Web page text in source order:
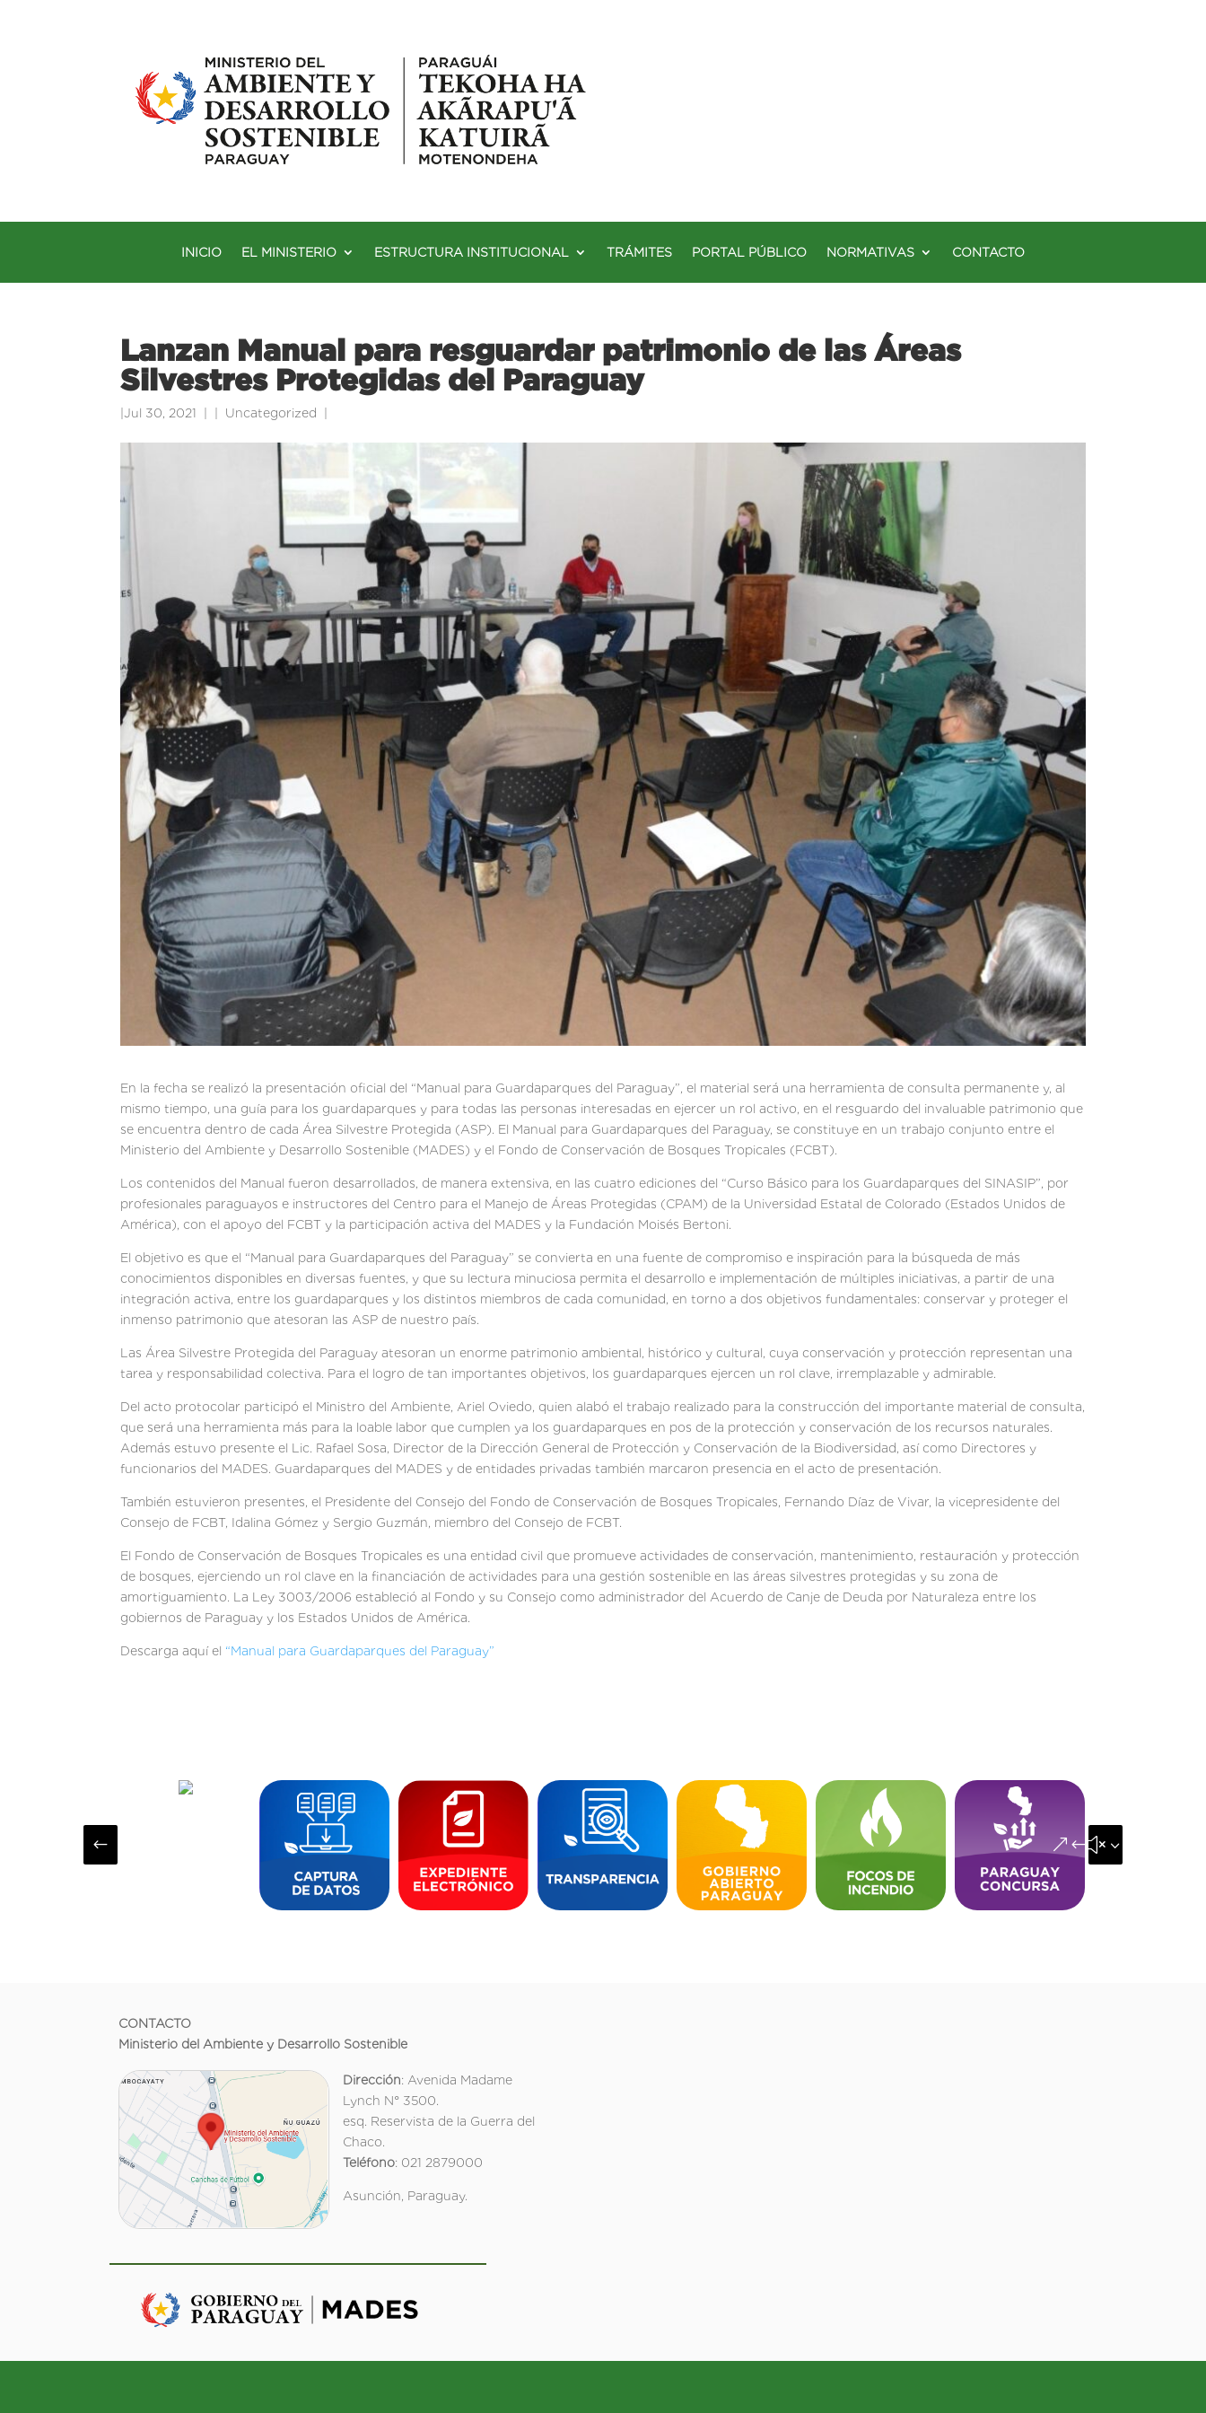
INICIO EL MINISTERIO ESTRUCTURA INSTITUCIONAL TRÁMITES PORTAL PÚBLICO NORMATIVAS CONTACTO
Lanzan Manual para resguardar patrimonio de las Áreas
Silvestres Protegidas del Paraguay
|Jul 30, 2021 Uncategorized
En la fecha se realizó la presentación oficial del “Manual para Guardaparques del Paraguay”, el material será una herramienta de consulta permanente y, al
mismo tiempo, una guía para los guardaparques y para todas las personas interesadas en ejercer un rol activo, en el resguardo del invaluable patrimonio que
se encuentra dentro de cada Área Silvestre Protegida (ASP). El Manual para Guardaparques del Paraguay, se constituye en un trabajo conjunto entre el
Ministerio del Ambiente y Desarrollo Sostenible (MADES) y el Fondo de Conservación de Bosques Tropicales (FCBT).
Los contenidos del Manual fueron desarrollados, de manera extensiva, en las cuatro ediciones del “Curso Básico para los Guardaparques del SINASIP”, por
profesionales paraguayos e instructores del Centro para el Manejo de Áreas Protegidas (CPAM) de la Universidad Estatal de Colorado (Estados Unidos de
América), con el apoyo del FCBT y la participación activa del MADES y la Fundación Moisés Bertoni.
El objetivo es que el “Manual para Guardaparques del Paraguay” se convierta en una fuente de compromiso e inspiración para la búsqueda de más
conocimientos disponibles en diversas fuentes, y que su lectura minuciosa permita el desarrollo e implementación de múltiples iniciativas, a partir de una
integración activa, entre los guardaparques y los distintos miembros de cada comunidad, en torno a dos objetivos fundamentales: conservar y proteger el
inmenso patrimonio que atesoran las ASP de nuestro país.
Las Área Silvestre Protegida del Paraguay atesoran un enorme patrimonio ambiental, histórico y cultural, cuya conservación y protección representan una
tarea y responsabilidad colectiva. Para el logro de tan importantes objetivos, los guardaparques ejercen un rol clave, irremplazable y admirable.
Del acto protocolar participó el Ministro del Ambiente, Ariel Oviedo, quien alabó el trabajo realizado para la construcción del importante material de consulta,
que será una herramienta más para la loable labor que cumplen ya los guardaparques en pos de la protección y conservación de los recursos naturales.
Además estuvo presente el Lic. Rafael Sosa, Director de la Dirección General de Protección y Conservación de la Biodiversidad, así como Directores y
funcionarios del MADES. Guardaparques del MADES y de entidades privadas también marcaron presencia en el acto de presentación.
También estuvieron presentes, el Presidente del Consejo del Fondo de Conservación de Bosques Tropicales, Fernando Díaz de Vivar, la vicepresidente del
Consejo de FCBT, Idalina Gómez y Sergio Guzmán, miembro del Consejo de FCBT.
El Fondo de Conservación de Bosques Tropicales es una entidad civil que promueve actividades de conservación, mantenimiento, restauración y protección
de bosques, ejerciendo un rol clave en la financiación de actividades para una gestión sostenible en las áreas silvestres protegidas y su zona de
amortiguamiento. La Ley 3003/2006 estableció al Fondo y su Consejo como administrador del Acuerdo de Canje de Deuda por Naturaleza entre los
gobiernos de Paraguay y los Estados Unidos de América.
Descarga aquí el “Manual para Guardaparques del Paraguay”
# &#x35;
CONTACTO
Ministerio del Ambiente y Desarrollo Sostenible
Dirección: Avenida Madame
Lynch N° 3500.
esq. Reservista de la Guerra del
Chaco.
Teléfono: 021 2879000
Asunción, Paraguay.